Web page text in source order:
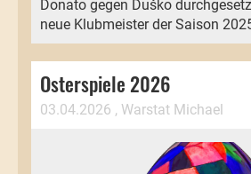
Donato gegen Duško
neue Klubmeister der Saison
Osterspiele 2026
03.04.2026 , Warstat Michael